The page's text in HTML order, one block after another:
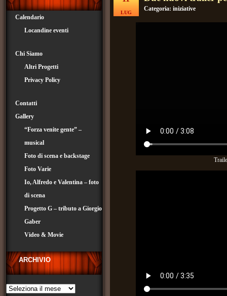
Calendario
Locandine eventi
Chi Siamo
Altri Progetti
Privacy Policy
Contatti
Gallery
“Forza venite gente” –
musical
Foto di scena e backstage
Foto Varie
Io, Alfredo e Valentina – foto
di scena
Progetto G – tributo a Giorgio
Gaber
Video & Movie
ARCHIVIO
LUG
Categoria: iniziative